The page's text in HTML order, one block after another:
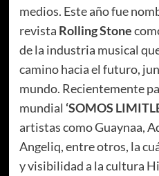
medios. Este año fue
revista Rolling Stone
de la industria musical
camino hacia el futuro,
mundo. Recientemente
mundial ‘SOMOS
artistas como Guaynaa,
Angeliq, entre otros, la
y visibilidad a la cultura